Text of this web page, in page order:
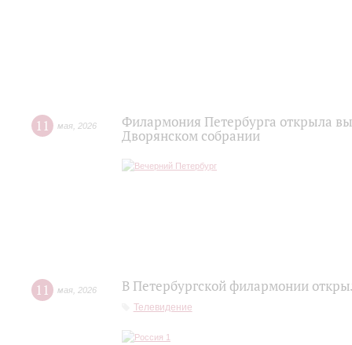
11 мая 2026
Филармония Петербурга открыла
Дворянском собрании
11 мая 2026 В Петербургской филармонии
Телевидение